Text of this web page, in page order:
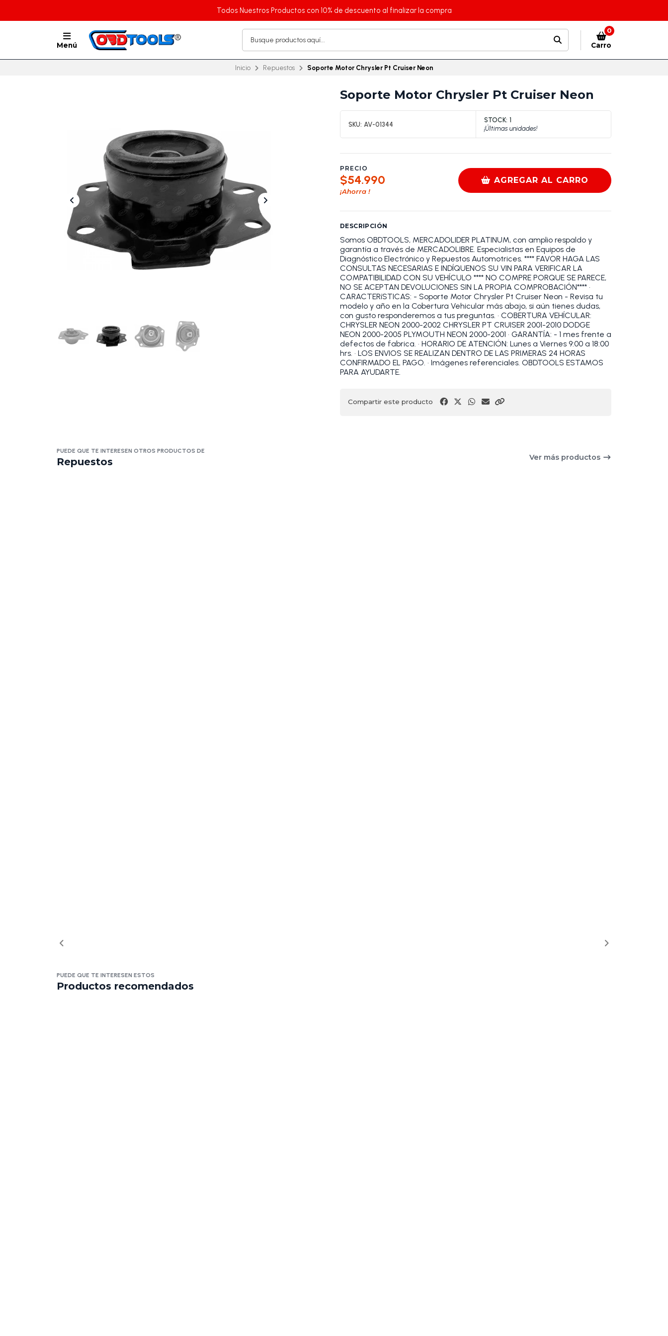
Todos Nuestros Productos con 10% de descuento al finalizar la compra
Menú
0
Carro
Inicio Repuestos Soporte Motor Chrysler Pt Cruiser Neon
Soporte Motor Chrysler Pt Cruiser Neon
SKU: AV-01344
STOCK: 1
¡Últimas unidades!
PRECIO
$54.990
¡Ahorra !
AGREGAR AL CARRO
DESCRIPCIÓN
Somos OBDTOOLS, MERCADOLIDER PLATINUM, con amplio respaldo y
garantía a través de MERCADOLIBRE. Especialistas en Equipos de
Diagnóstico Electrónico y Repuestos Automotrices. **** FAVOR HAGA LAS
CONSULTAS NECESARIAS E INDÍQUENOS SU VIN PARA VERIFICAR LA
COMPATIBILIDAD CON SU VEHÍCULO **** NO COMPRE PORQUE SE PARECE,
NO SE ACEPTAN DEVOLUCIONES SIN LA PROPIA COMPROBACIÓN**** •
CARACTERíSTICAS: - Soporte Motor Chrysler Pt Cruiser Neon - Revisa tu
modelo y año en la Cobertura Vehicular más abajo, si aún tienes dudas,
con gusto responderemos a tus preguntas. • COBERTURA VEHÍCULAR:
CHRYSLER NEON 2000-2002 CHRYSLER PT CRUISER 2001-2010 DODGE
NEON 2000-2005 PLYMOUTH NEON 2000-2001 • GARANTÍA: - 1 mes frente a
defectos de fabrica. • HORARIO DE ATENCIÓN: Lunes a Viernes 9:00 a 18:00
hrs. • LOS ENVIOS SE REALIZAN DENTRO DE LAS PRIMERAS 24 HORAS
CONFIRMADO EL PAGO. • Imágenes referenciales. OBDTOOLS ESTAMOS
PARA AYUDARTE.
Compartir este producto
PUEDE QUE TE INTERESEN OTROS PRODUCTOS DE
Repuestos Ver más productos
PUEDE QUE TE INTERESEN ESTOS
Productos recomendados